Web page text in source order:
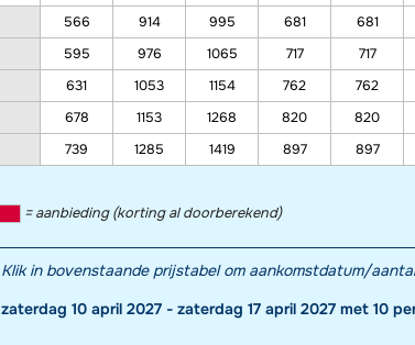
566
914 995 681 681
595
976 1065 717 717
631
1053 1154 762 762
678
1153 1268 820 820
739
1285 1419 897 897
= aanbieding (korting al doorberekend)
Klik in bovenstaande prijstabel om aankomstdatum/
zaterdag 10 april 2027 - zaterdag 17 april 2027 met 10